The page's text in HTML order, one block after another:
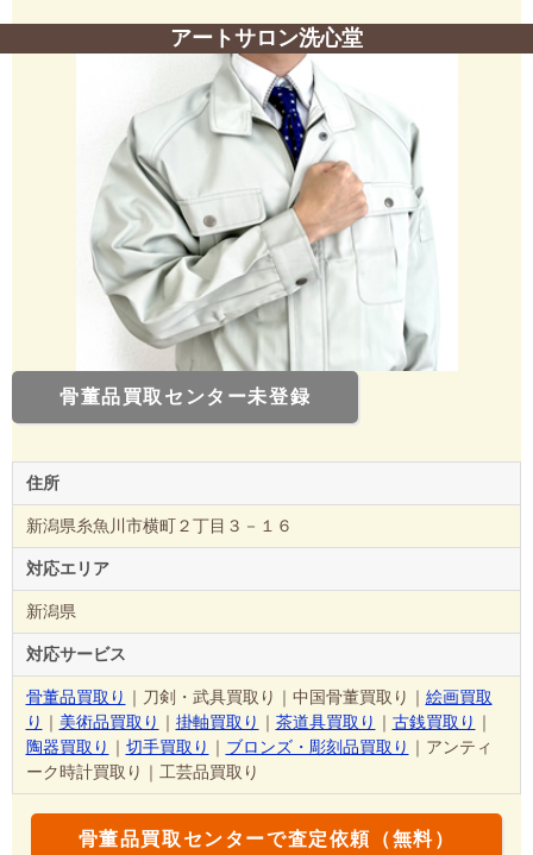
アートサロン洗心堂
骨董品買取センター未登録
住所
新潟県糸魚川市横町２丁目３－１６
対応エリア
新潟県
対応サービス
骨董品買取り ｜刀剣・武具買取り｜中国骨董買取り｜ 絵画買取
り ｜ 美術品買取り ｜ 掛軸買取り ｜ 茶道具買取り ｜ 古銭買取り ｜
陶器買取り ｜ 切手買取り ｜ ブロンズ・彫刻品買取り ｜アンティ
ーク時計買取り｜工芸品買取り
骨董品買取センターで査定依頼（無料）